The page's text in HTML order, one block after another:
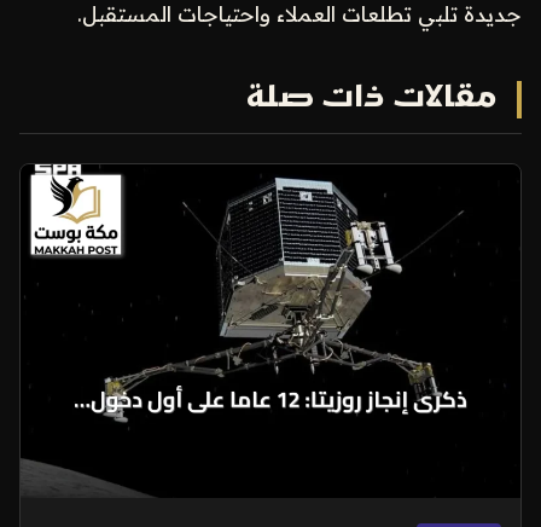
جديدة تلبي تطلعات العملاء واحتياجات المستقبل.
مقالات ذات صلة